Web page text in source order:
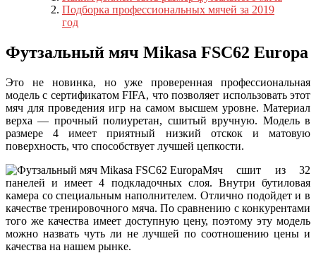
Подборка профессиональных мячей за 2019
год
Футзальный мяч Mikasa FSC62 Europa
Это не новинка, но уже проверенная профессиональная
модель с сертификатом FIFA, что позволяет использовать этот
мяч для проведения игр на самом высшем уровне. Материал
верха — прочный полиуретан, сшитый вручную. Модель в
размере 4 имеет приятный низкий отскок и матовую
поверхность, что способствует лучшей цепкости.
Мяч сшит из 32
панелей и имеет 4 подкладочных слоя. Внутри бутиловая
камера со специальным наполнителем. Отлично подойдет и в
качестве тренировочного мяча. По сравнению с конкурентами
того же качества имеет доступную цену, поэтому эту модель
можно назвать чуть ли не лучшей по соотношению цены и
качества на нашем рынке.